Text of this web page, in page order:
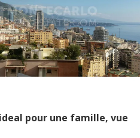
pour une famille, vue